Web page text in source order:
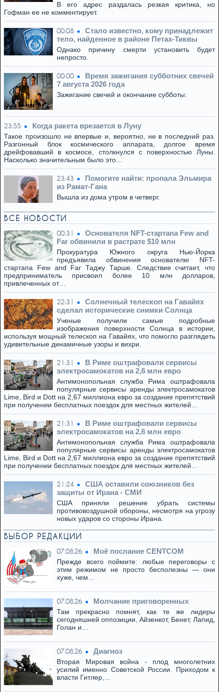
В его адрес раздалась резкая критика, но
Гофман ее не комментирует.
00:08
Стало известно, кому принадлежит
тело, найденное в районе Петах-Тиквы
Однако причину смерти установить будет
непросто.
00:00
Время зажигания субботних свечей
7 августа 2026 года
Зажигание свечей и окончание субботы:
23:55 Когда ракета врезается в Луну
Такое произошло не впервые и, вероятно, не в последний раз.
Разгонный блок космического аппарата, долгое время
дрейфовавший в космосе, столкнулся с поверхностью Луны.
Насколько значительным было это…
23:43
Помогите найти: пропала Эльмира
из Рамат-Гана
Вышла из дома утром в четверг.
ВСЕ НОВОСТИ
00:31
Основателя NFT-стартапа Few and
Far обвинили в растрате $10 млн
Прокуратура Южного округа Нью-Йорка
предъявила обвинения основателю NFT-
стартапа Few and Far Таджу Тарше. Следствие считает, что
предприниматель присвоил более 10 млн долларов,
привлеченных от…
22:31
Солнечный телескоп на Гавайях
сделал исторические снимки Солнца
Ученые получили самые подробные
изображения поверхности Солнца в истории,
используя мощный телескоп на Гавайях, что помогло разглядеть
удивительные динамичные узоры и вихри.
21:31
В Риме оштрафовали сервисы
электросамокатов на 2,6 млн евро
Антимонопольная служба Рима оштрафовала
популярные сервисы аренды электросамокатов
Lime, Bird и Dott на 2,67 миллиона евро за создание препятствий
при получении бесплатных поездок для местных жителей…
21:31
В Риме оштрафовали сервисы
электросамокатов на 2,6 млн евро
Антимонопольная служба Рима оштрафовала
популярные сервисы аренды электросамокатов
Lime, Bird и Dott на 2,67 миллиона евро за создание препятствий
при получении бесплатных поездок для местных жителей…
21:24
США оставили союзников без
защиты от Ирана - СМИ
США приняли решение убрать системы
противовоздушной обороны, несмотря на угрозу
новых ударов со стороны Ирана.
ВЫБОР РЕДАКЦИИ
07.08.26 Моё послание CENTCOM
Прежде всего поймите: любые переговоры с
этим режимом не просто бесполезны — они
хуже, чем…
07.08.26 Молчание приговоренных
Там прекрасно помнят, как те же лидеры
сегодняшней оппозиции, Айзенкот, Бенет, Лапид,
Голан и…
07.08.26 Диагноз
Вторая Мировая война - плод многолетних
усилий именно Советской России. Приходом к
власти Гитлер,…